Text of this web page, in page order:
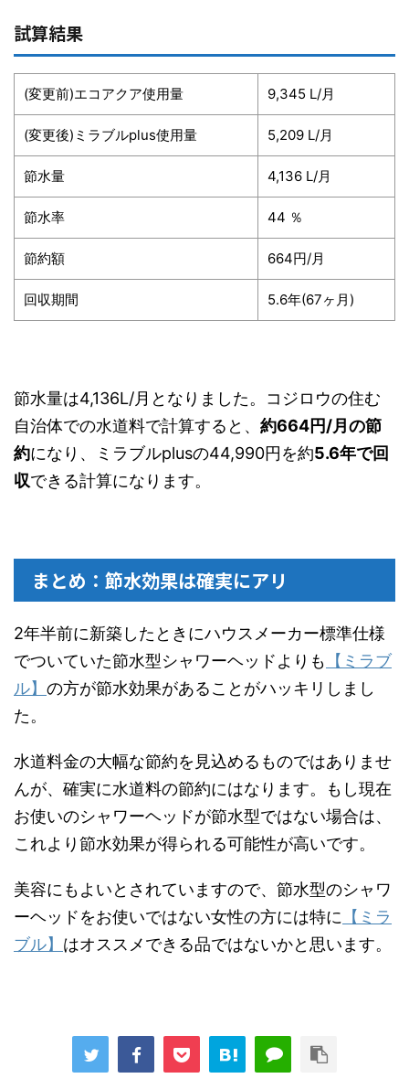
試算結果
(変更前)エコアクア使用量 9,345 L/月
(変更後)ミラブルplus使用量 5,209 L/月
節水量 4,136 L/月
節水率 44 ％
節約額 664円/月
回収期間 5.6年(67ヶ月)
節水量は4,136L/月となりました。コジロウの住む
自治体での水道料で計算すると、 約664円/月の節
約になり、ミラブルplusの44,990円を約5.6年で回
収できる計算になります。
まとめ：節水効果は確実にアリ
2年半前に新築したときにハウスメーカー標準仕様
でついていた節水型シャワーヘッドよりも 【ミラブ
ル】 の方が節水効果があることがハッキリしまし
た。
水道料金の大幅な節約を見込めるものではありませ
んが、確実に水道料の節約にはなります。もし現在
お使いのシャワーヘッドが節水型ではない場合は、
これより節水効果が得られる可能性が高いです。
美容にもよいとされていますので、節水型のシャワ
ーヘッドをお使いではない女性の方には特に 【ミラ
ブル】 はオススメできる品ではないかと思います。